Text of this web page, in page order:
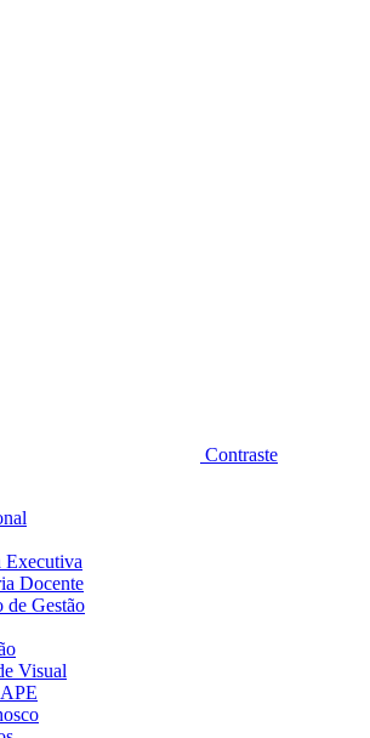
Contraste
Executiva
Docente
de Gestão
Visual